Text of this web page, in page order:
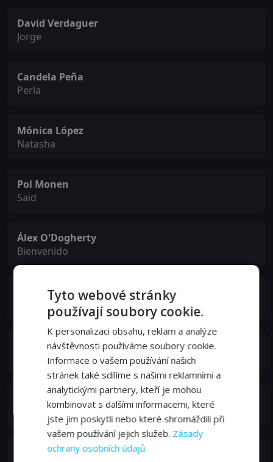
David Verdaguer
Jorge
Candela Peña
Perla
Mónica López
Natasha
Pol Monen
Saïd
Álex O'Dogherty
Bienvenido
Leander Vyvey
Stuart MacDonald
Liz Lobato
Camila MacDonald
María Caballero
Salima
Tony Madigan
Tyto webové stránky
používají soubory cookie.
K personalizaci obsahu, reklam a analýze
návštěvnosti používáme soubory cookie.
Informace o vašem používání našich
stránek také sdílíme s našimi reklamními a
analytickými partnery, kteří je mohou
kombinovat s dalšími informacemi, které
jste jim poskytli nebo které shromáždili při
vašem používání jejich služeb. Zásady
ochrany osobních údajů